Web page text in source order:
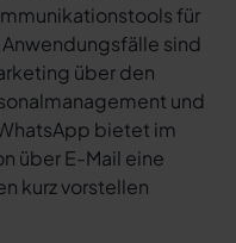
für
sind
über den
und
bietet im
über E-Mail eine
kurz vorstellen